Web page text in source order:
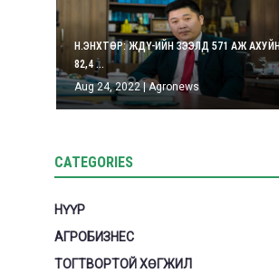
Н.ЭНХТӨР: ЖДҮ-ИЙН ЗЭЭЛД 571 АЖ
82,4 ...
Aug 24, 2022 | Agronews
CATEGORIES
НҮҮР
АГРОБИЗНЕС
ТОГТВОРТОЙ ХӨГЖИЛ